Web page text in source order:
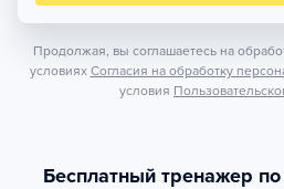
Продолжая, вы соглашаетесь на
условиях Согласия на обработку
условия
Бесплатный тренажер